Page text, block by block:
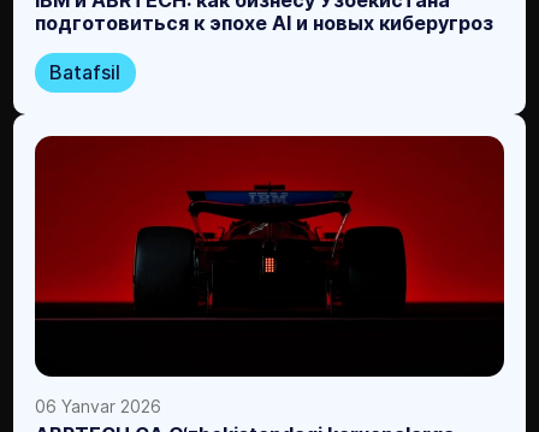
подготовиться к эпохе AI и новых киберугроз
Batafsil
06 Yanvar 2026